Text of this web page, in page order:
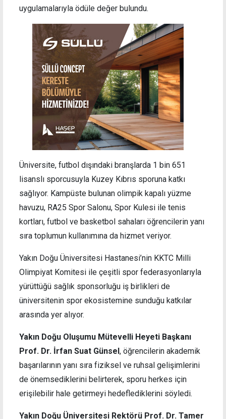
uygulamalarıyla ödüle değer bulundu.
Üniversite, futbol dışındaki branşlarda 1 bin 651
lisanslı sporcusuyla Kuzey Kıbrıs sporuna katkı
sağlıyor. Kampüste bulunan olimpik kapalı yüzme
havuzu, RA25 Spor Salonu, Spor Kulesi ile tenis
kortları, futbol ve basketbol sahaları öğrencilerin yanı
sıra toplumun kullanımına da hizmet veriyor.
Yakın Doğu Üniversitesi Hastanesi’nin KKTC Milli
Olimpiyat Komitesi ile çeşitli spor federasyonlarıyla
yürüttüğü sağlık sponsorluğu iş birlikleri de
üniversitenin spor ekosistemine sunduğu katkılar
arasında yer alıyor.
Yakın Doğu Oluşumu Mütevelli Heyeti Başkanı
Prof. Dr. İrfan Suat Günsel , öğrencilerin akademik
başarılarının yanı sıra fiziksel ve ruhsal gelişimlerini
de önemsediklerini belirterek, sporu herkes için
erişilebilir hale getirmeyi hedeflediklerini söyledi.
Yakın Doğu Üniversitesi Rektörü Prof. Dr. Tamer